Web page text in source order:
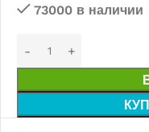
73000 в наличии